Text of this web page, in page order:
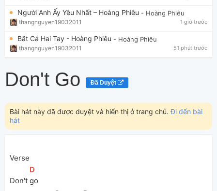
Người Anh Ấy Yêu Nhất – Hoàng Phiêu - Hoàng Phiêu
thangnguyen19032011 1 giờ trước
Bắt Cá Hai Tay - Hoàng Phiêu - Hoàng Phiêu
thangnguyen19032011 51 phút trước
Don't Go Đã Duyệt
Bài hát này đã được duyệt và hiển thị ở trang chủ.Đi đến bài
hát
Verse
Don't
[D
go